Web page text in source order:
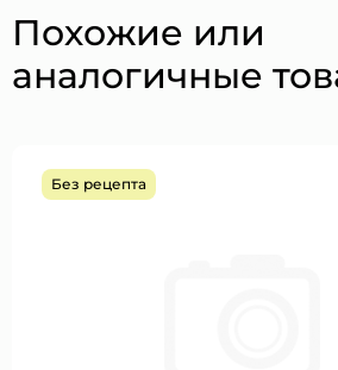
Похожие или
аналогичные
Без рецепта